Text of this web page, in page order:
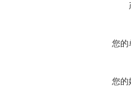
您的
您的